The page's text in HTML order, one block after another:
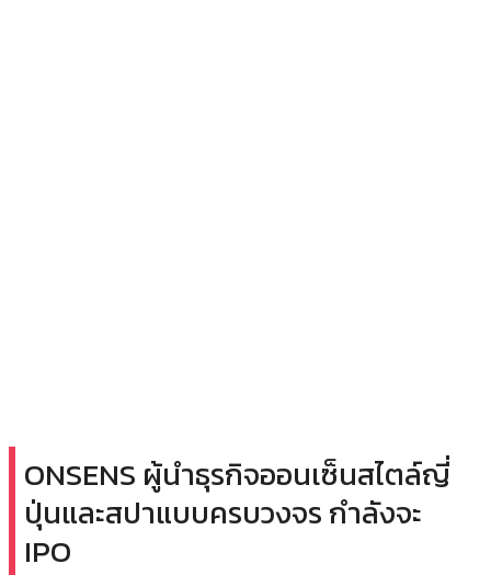
ONSENS ผู้นำธุรกิจออนเซ็นสไตล์ญี่
ปุ่นและสปาแบบครบวงจร กำลังจะ
IPO